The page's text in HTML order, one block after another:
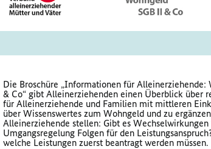
Die Broschüre „Informationen für
& Co“ gibt Alleinerziehenden einen Überblick über
für Alleinerziehende und Familien mit mittleren
über Wissenswertes zum Wohngeld und zu
Alleinerziehende stellen: Gibt es
Umgangsregelung Folgen für den
welche Leistungen zuerst beantragt werden müssen.